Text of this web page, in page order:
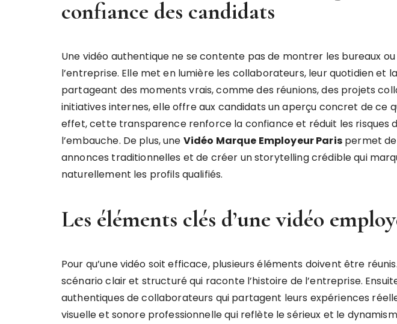
confiance des candidats
Une vidéo authentique ne se contente pas de montrer les bureaux
l’entreprise. Elle met en lumière les collaborateurs, leur quotidien et
partageant des moments vrais, comme des réunions, des projets
initiatives internes, elle offre aux candidats un aperçu concret de ce
effet, cette transparence renforce la confiance et réduit les risques
l’embauche. De plus, une Vidéo Marque Employeur Parispermet de
annonces traditionnelles et de créer un storytelling crédible qui
naturellement les profils qualifiés.
Les éléments clés d’une vidéo
Pour qu’une vidéo soit efficace, plusieurs éléments doivent être
scénario clair et structuré qui raconte l’histoire de l’entreprise.
authentiques de collaborateurs qui partagent leurs expériences
visuelle et sonore professionnelle qui reflète le sérieux et le